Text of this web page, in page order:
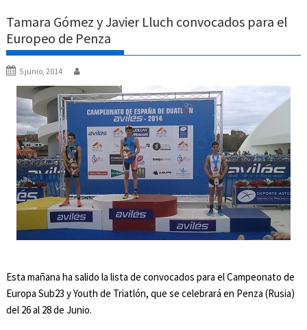
Tamara Gómez y Javier Lluch convocados para el
Europeo de Penza
5 junio, 2014
Esta mañana ha salido la lista de convocados para el Campeonato de
Europa Sub23 y Youth de Triatlón, que se celebrará en Penza (Rusia)
del 26 al 28 de Junio.